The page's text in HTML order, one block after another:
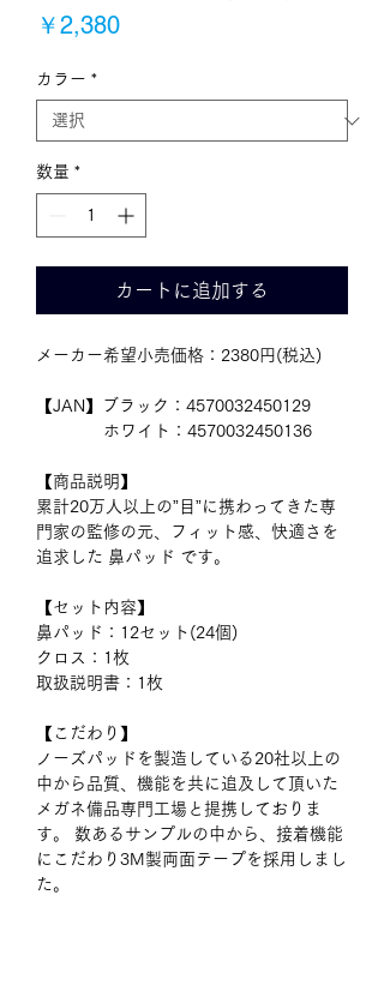
￥2,380価
カラー *
数量 *
カートに追加する
メーカー希望小売価格：2380円(税込)
【JAN】ブラック：4570032450129
ホワイト：4570032450136
【商品説明】
累計20万人以上の”目”に携わってきた専
門家の監修の元、フィット感、快適さを
追求した 鼻パッド です。
【セット内容】
鼻パッド：12セット(24個)
クロス：1枚
取扱説明書：1枚
【こだわり】
ノーズパッドを製造している20社以上の
中から品質、機能を共に追及して頂いた
メガネ備品専門工場と提携しておりま
す。 数あるサンプルの中から、接着機能
にこだわり3M製両面テープを採用しまし
た。